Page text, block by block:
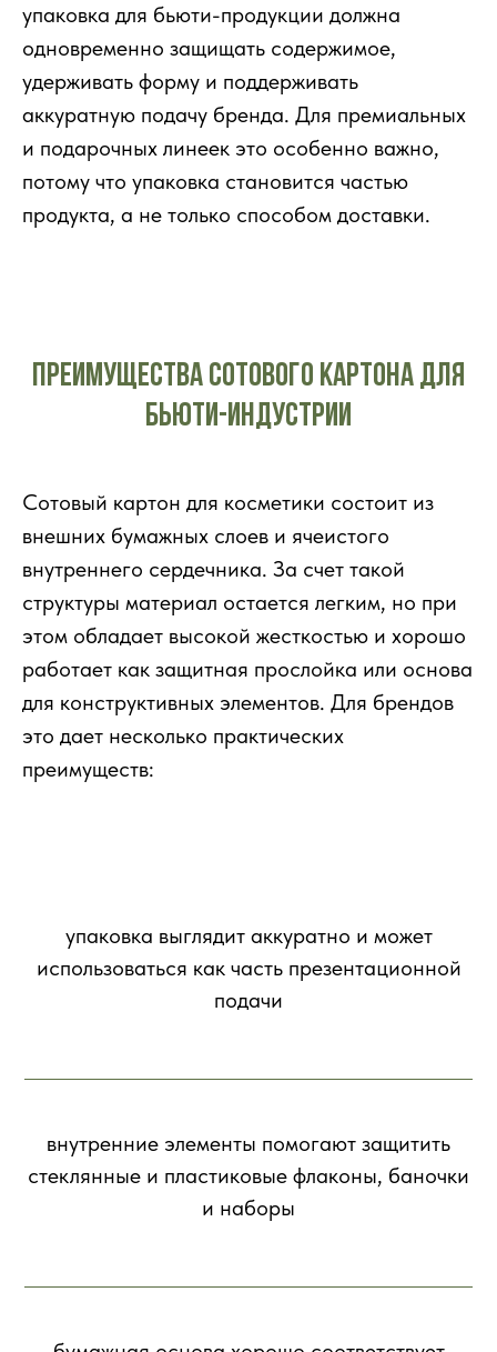
упаковка для бьюти-продукции должна
одновременно защищать содержимое,
удерживать форму и поддерживать
аккуратную подачу бренда. Для премиальных
и подарочных линеек это особенно важно,
потому что упаковка становится частью
продукта, а не только способом доставки.
Преимущества сотового картона для
бьюти-индустрии
Сотовый картон для косметики состоит из
внешних бумажных слоев и ячеистого
внутреннего сердечника. За счет такой
структуры материал остается легким, но при
этом обладает высокой жесткостью и хорошо
работает как защитная прослойка или основа
для конструктивных элементов. Для брендов
это дает несколько практических
преимуществ:
упаковка выглядит аккуратно и может
использоваться как часть презентационной
подачи
внутренние элементы помогают защитить
стеклянные и пластиковые флаконы, баночки
и наборы